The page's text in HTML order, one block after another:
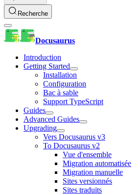
Recherche
Docusaurus
Introduction
Getting Started
Installation
Configuration
Bac à sable
Support TypeScript
Guides
Advanced Guides
Upgrading
Vers Docusaurus v3
To Docusaurus v2
Vue d'ensemble
Migration automatisée
Migration manuelle
Sites versionnés
Sites traduits